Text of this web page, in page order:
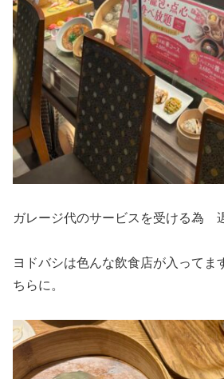
ガレージ代のサービスを受ける為
ヨドバシは色んな飲食店が入ってま
ちらに。